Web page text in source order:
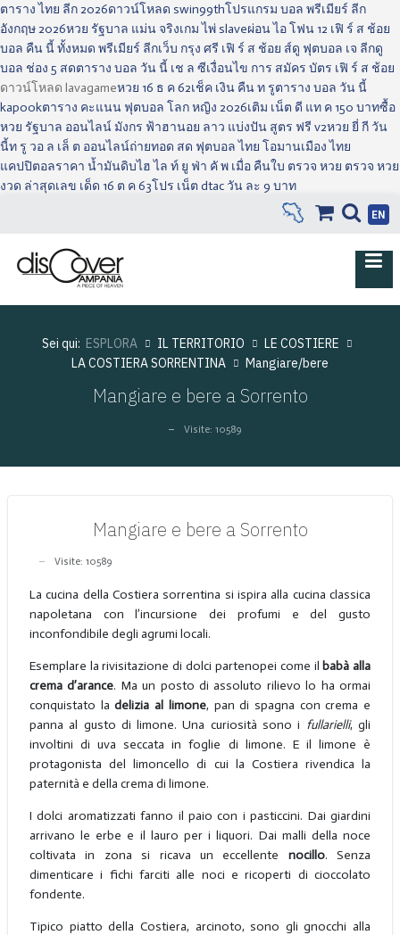
ตาราง ไทย ลีก 2026ดาวน์โหลด swin99thโปรแกรม บอล พรีเมียร์ ลีก
อังกฤษ 2026หวย รัฐบาล แม่น จริงเกม ไพ่ slaveผ่อน ไอ โฟน 12 เฟิ ร์ ส ช้อย
บอล คืน นี้ ทั้งหมด พรีเมียร์ ลีกเว็บ กรุง ศรี เฟิ ร์ ส ช้อย ส์ดู ฟุตบอล เจ ลีกดู
บอล ช่อง 5 สดตาราง บอล วัน นี้ เช ล ซีเงื่อนไข การ สมัคร บัตร เฟิ ร์ ส ช้อย
ดาวน์โหลด lavagameหวย 16 ธ ค 62เช็ค เงิน คืน ท รูตาราง บอล วัน นี้
kapookตาราง คะแนน ฟุตบอล โลก หญิง 2026เติม เน็ต ดี แท ค 150 บาทซื้อ
หวย รัฐบาล ออนไลน์ มังกร ฟ้าฮานอย ลาว แบ่งปัน สูตร ฟรี v2หวย ยี่ กี วัน
นี้ท รู วอ ล เล็ ต ออนไลน์ถ่ายทอด สด ฟุตบอล ไทย โอมานเมือง ไทย
แคปปิตอลราคา น้ำมันดิบไฮ ไล ท์ ยู ฟ่า คั พ เมื่อ คืนใบ ตรวจ หวย ตรวจ หวย
งวด ล่าสุดเลข เด็ด 16 ต ค 63โปร เน็ต dtac วัน ละ 9 บาท
EN
Sei qui: ESPLORA IL TERRITORIO
LE COSTIERE
LA COSTIERA SORRENTINA
Mangiare/bere
Mangiare e bere a Sorrento
Visite: 10589
Mangiare e bere a Sorrento
Visite: 10589
La cucina della Costiera sorrentina si ispira alla cucina classica
napoletana con l’incursione dei profumi e del gusto
inconfondibile degli agrumi locali.
Esemplare la rivisitazione di dolci partenopei come ilbabà alla
crema d’arance. Ma un posto di assoluto rilievo lo ha ormai
conquistato ladelizia al limone, pan di spagna con crema e
panna al gusto di limone. Una curiosità sono i fullarielli, gli
involtini di uva seccata in foglie di limone. E il limone è
protagonista del limoncello di cui la Costiera rivendica la
paternità e della crema di limone.
I dolci aromatizzati fanno il paio con i pasticcini. Dai giardini
arrivano le erbe e il lauro per i liquori. Dai malli della noce
coltivata in zona si ricava un eccellente nocillo. Senza
dimenticare i fichi farciti alle noci e ricoperti di cioccolato
fondente.
Tipico piatto della Costiera, arcinoto, sono gli gnocchi alla